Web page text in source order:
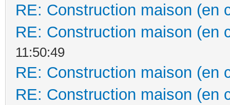
RE: Construction maison (en
RE: Construction maison (en
11:50:49
RE: Construction maison (en
RE: Construction maison (en